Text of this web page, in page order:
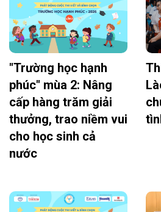
"Trường học hạnh
phúc" mùa 2: Nâng
cấp hàng trăm giải
thưởng, trao niềm vui
cho học sinh cả
nước